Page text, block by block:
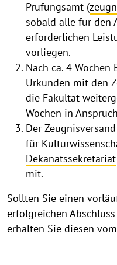
Prüfungsamt (
sobald alle für den
erforderlichen
vorliegen.
Nach ca. 4
Urkunden mit den
die Fakultät
Wochen in
Der
für
Dekanatssekretariat
mit.
Sollten Sie einen
erfolgreichen
erhalten Sie diesen